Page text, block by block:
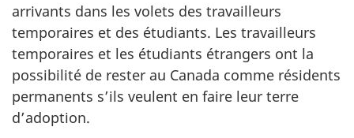
arrivants dans les volets des travailleurs
temporaires et des étudiants. Les travailleurs
temporaires et les étudiants étrangers ont la
possibilité de rester au Canada comme résidents
permanents s’ils veulent en faire leur terre
d’adoption.